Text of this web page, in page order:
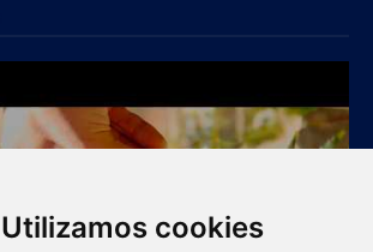
Utilizamos cookies